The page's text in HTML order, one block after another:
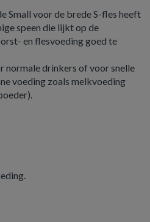
Small voor de brede S-fles heeft
speen die lijkt op de
en flesvoeding goed te
normale drinkers of voor snelle
voeding zoals melkvoeding